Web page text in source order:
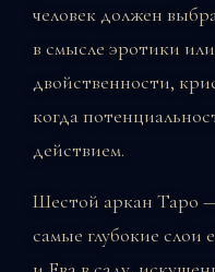
человек должен
в смысле эротики
двойственности,
когда
действием.
Шестой аркан Таро
самые глубокие слои